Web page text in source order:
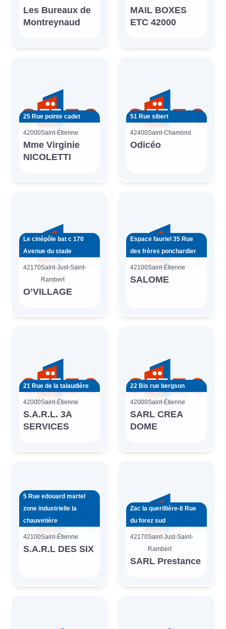
Les Bureaux de
Montreynaud
MAIL BOXES
ETC 42000
25 Rue pointe cadet
42000Saint-Étienne
Mme Virginie
NICOLETTI
51 Rue sibert
42400Saint-Chamond
Odicéo
Le cinépôle bat c 170
Avenue du stade
42170Saint-Just-Saint-
Rambert
O’VILLAGE
Espace fauriel 35 Rue
des frères ponchardier
42100Saint-Étienne
SALOME
21 Rue de la talaudière
42000Saint-Étienne
S.A.R.L. 3A
SERVICES
22 Bis rue bergson
42000Saint-Étienne
SARL CREA
DOME
5 Rue edouard martel
zone industrielle la
chauvetière
42100Saint-Étienne
S.A.R.L DES SIX
Zac la querillière-8 Rue
du forez sud
42170Saint-Just-Saint-
Rambert
SARL Prestance